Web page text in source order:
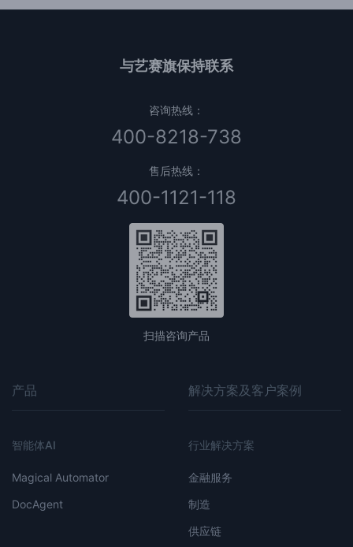
与艺赛旗保持联系
咨询热线：
400-8218-738
售后热线：
400-1121-118
扫描咨询产品
产品
智能体AI
Magical Automator
DocAgent
解决方案及客户案例
行业解决方案
金融服务
制造
供应链